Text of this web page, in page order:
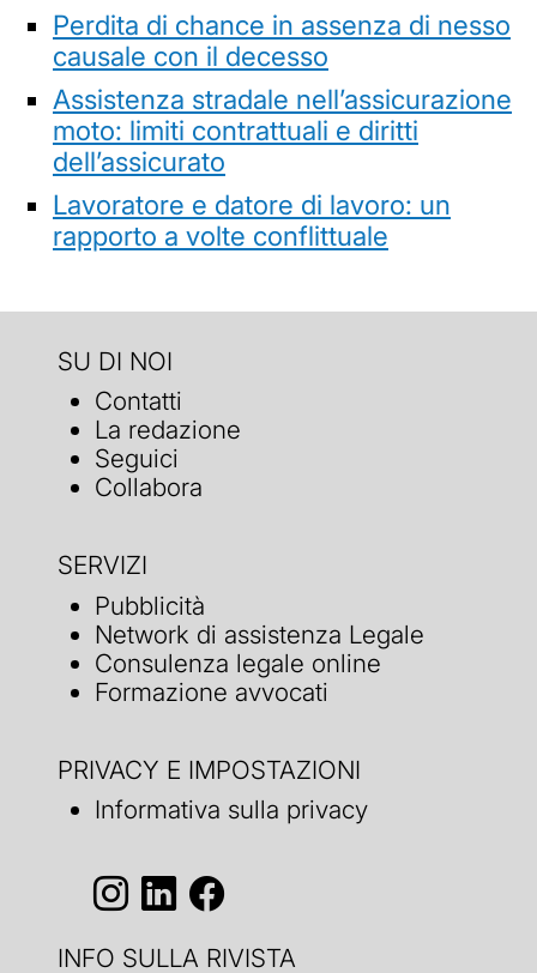
Perdita di chance in assenza di nesso
causale con il decesso
Assistenza stradale nell’assicurazione
moto: limiti contrattuali e diritti
dell’assicurato
Lavoratore e datore di lavoro: un
rapporto a volte conflittuale
SU DI NOI
Contatti
La redazione
Seguici
Collabora
SERVIZI
Pubblicità
Network di assistenza Legale
Consulenza legale online
Formazione avvocati
PRIVACY E IMPOSTAZIONI
Informativa sulla privacy
INFO SULLA RIVISTA